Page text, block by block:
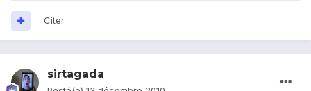
Citer
sirtagada